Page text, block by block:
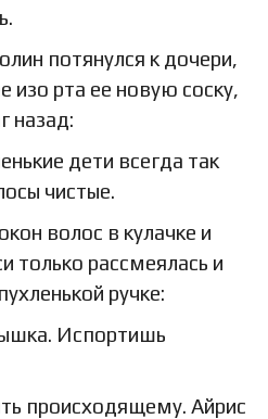
потянулся к дочери,
изо рта ее новую соску,
назад:
дети всегда так
чистые.
волос в кулачке и
только рассмеялась и
ручке:
Испортишь
происходящему. Айрис